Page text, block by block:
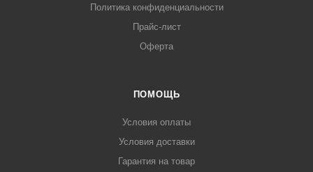
Политика конфиденциальности
Прайс-лист
Оферта
ПОМОЩЬ
Условия оплаты
Условия доставки
Гарантия на товар